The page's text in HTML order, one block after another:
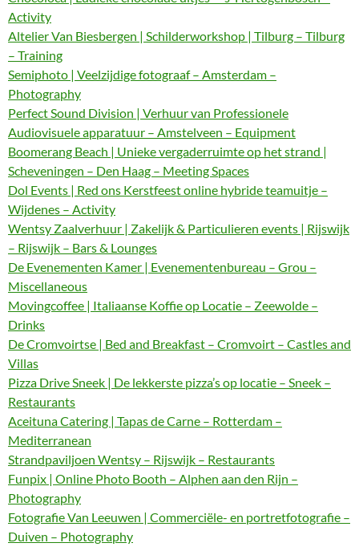
Activity
Altelier Van Biesbergen | Schilderworkshop | Tilburg – Tilburg
– Training
Semiphoto | Veelzijdige fotograaf – Amsterdam –
Photography
Perfect Sound Division | Verhuur van Professionele
Audiovisuele apparatuur – Amstelveen – Equipment
Boomerang Beach | Unieke vergaderruimte op het strand |
Scheveningen – Den Haag – Meeting Spaces
Dol Events | Red ons Kerstfeest online hybride teamuitje –
Wijdenes – Activity
Wentsy Zaalverhuur | Zakelijk & Particulieren events | Rijswijk
– Rijswijk – Bars & Lounges
De Evenementen Kamer | Evenementenbureau – Grou –
Miscellaneous
Movingcoffee | Italiaanse Koffie op Locatie – Zeewolde –
Drinks
De Cromvoirtse | Bed and Breakfast – Cromvoirt – Castles and
Villas
Pizza Drive Sneek | De lekkerste pizza’s op locatie – Sneek –
Restaurants
Aceituna Catering | Tapas de Carne – Rotterdam –
Mediterranean
Strandpaviljoen Wentsy – Rijswijk – Restaurants
Funpix | Online Photo Booth – Alphen aan den Rijn –
Photography
Fotografie Van Leeuwen | Commerciële- en portretfotografie –
Duiven – Photography